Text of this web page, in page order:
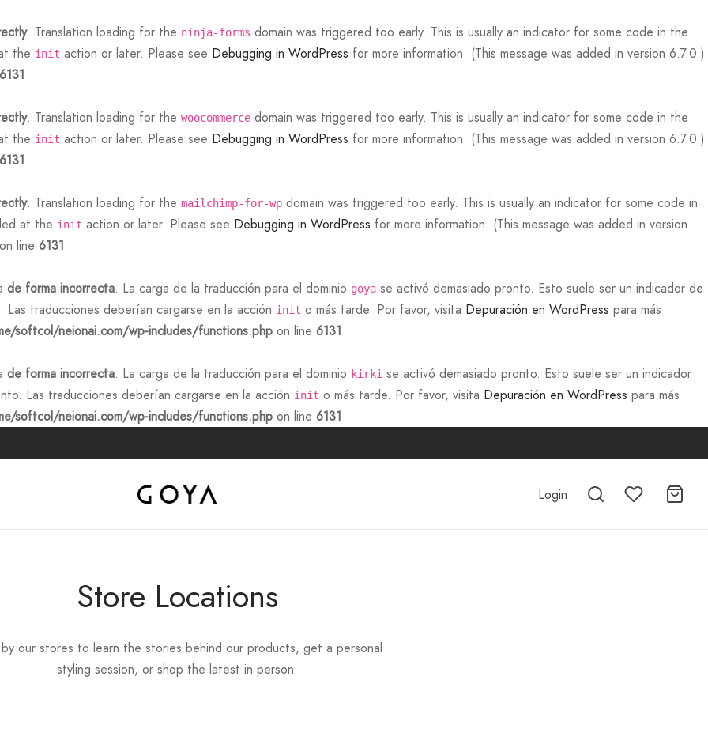
. Translation loading for the ninja-forms domain was triggered too early. This is usually an indicator for some code in the
the init action or later. Please see Debugging in WordPress for more information. (This message was added in version 6.7.0.)
6131
. Translation loading for the woocommerce domain was triggered too early. This is usually an indicator for some code in the
the init action or later. Please see Debugging in WordPress for more information. (This message was added in version 6.7.0.)
6131
. Translation loading for the mailchimp-for-wp domain was triggered too early. This is usually an indicator for some code in
at the init action or later. Please see Debugging in WordPress for more information. (This message was added in version
on line 6131
de forma incorrecta. La carga de la traducción para el dominio goya se activó demasiado pronto. Esto suele ser un indicador de
traducciones deberían cargarse en la acción init o más tarde. Por favor, visita Depuración en WordPress para más
softcol/neionai.com/wp-includes/functions.php on line 6131
de forma incorrecta. La carga de la traducción para el dominio kirki se activó demasiado pronto. Esto suele ser un indicador
Las traducciones deberían cargarse en la acción init o más tarde. Por favor, visita Depuración en WordPress para más
softcol/neionai.com/wp-includes/functions.php on line 6131
Login
Store Locations
our stores to learn the stories behind our products, get a personal
styling session, or shop the latest in person.